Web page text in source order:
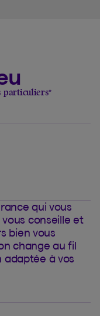
particuliers*
qui vous
conseille et
bien vous
change au fil
adaptée à vos